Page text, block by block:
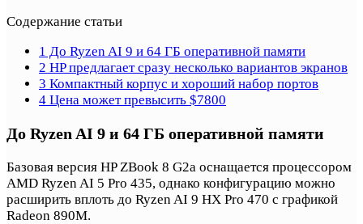
Содержание статьи
1 До Ryzen AI 9 и 64 ГБ оперативной памяти
2 HP предлагает сразу несколько вариантов экранов
3 Компактный корпус и хороший набор портов
4 Цена может превысить $7800
До Ryzen AI 9 и 64 ГБ оперативной памяти
Базовая версия HP ZBook 8 G2a оснащается процессором
AMD Ryzen AI 5 Pro 435, однако конфигурацию можно
расширить вплоть до Ryzen AI 9 HX Pro 470 с графикой
Radeon 890M.